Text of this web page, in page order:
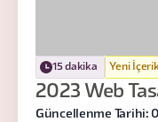
15 dakika Yeni İçerik
2023 Web
Güncellenme Tarihi: